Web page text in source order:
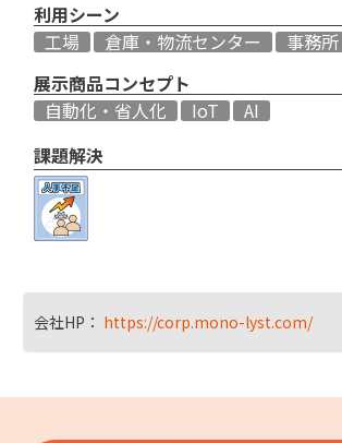
利用シーン
工場
倉庫・物流センター
事務所
展示商品コンセプト
自動化・省人化
IoT
AI
課題解決
会社HP： https://corp.mono-lyst.com/